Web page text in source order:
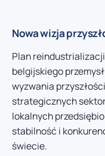
Nowa wizja
Plan
belgijskiego
wyzwania
strategicznych
lokalnych
stabilność i
świecie.